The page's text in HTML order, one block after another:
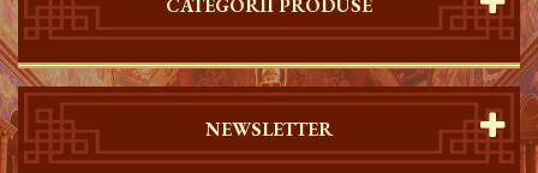
CATEGORII PRODUSE
NEWSLETTER